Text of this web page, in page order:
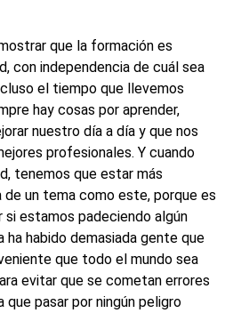
que la formación es
con independencia de cuál sea
el tiempo que llevemos
hay cosas por aprender,
nuestro día a día y que nos
profesionales. Y cuando
tenemos que estar más
de un tema como este, porque es
si estamos padeciendo algún
ha habido demasiada gente que
que todo el mundo sea
evitar que se cometan errores
que pasar por ningún peligro